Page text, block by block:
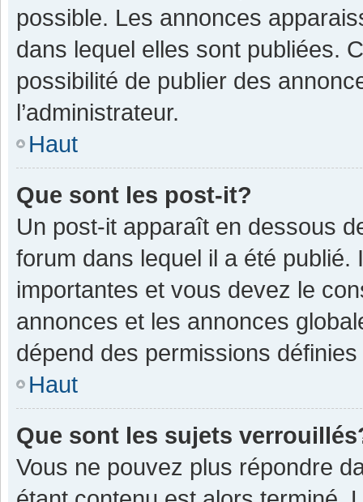
possible. Les annonces
dans lequel elles sont publiées.
possibilité de publier des
l’administrateur.
Haut
Que sont les post-it?
Un post-it apparaît en dessous
forum dans lequel il a été
importantes et vous devez le
annonces et les annonces
dépend des permissions définies
Haut
Que sont les sujets
Vous ne pouvez plus répondre